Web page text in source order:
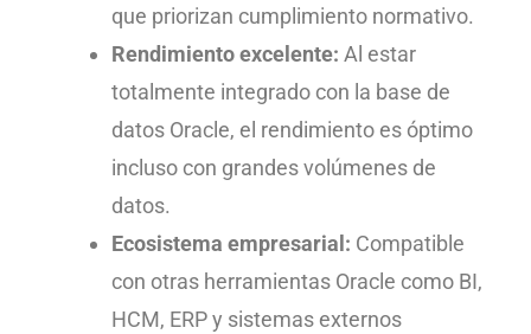
que priorizan cumplimiento normativo.
Rendimiento excelente: Al estar
totalmente integrado con la base de
datos Oracle, el rendimiento es óptimo
incluso con grandes volúmenes de
datos.
Ecosistema empresarial: Compatible
con otras herramientas Oracle como BI,
HCM, ERP y sistemas externos